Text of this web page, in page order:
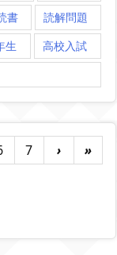
書
読解問題
生
高校入試
7 › »